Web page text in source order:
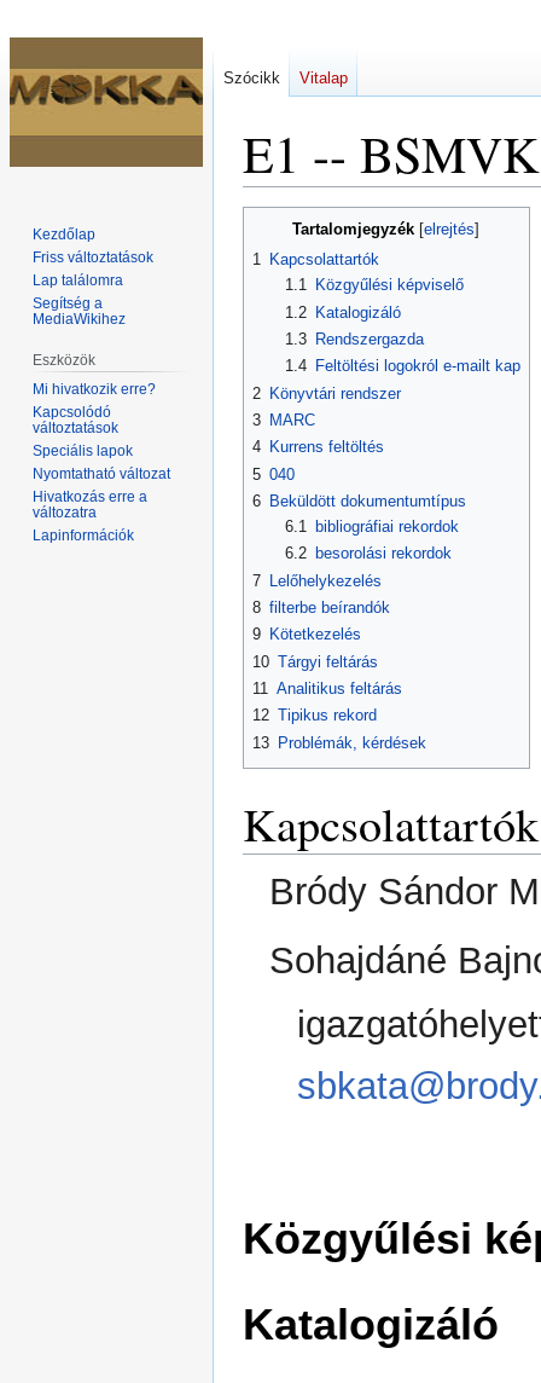
E1 -- BSMVK
navigációhoz
kereséshez
Tartalomjegyzék
1 Kapcsolattartók
1.1
Közgyűlési képviselő
1.2
Katalogizáló
1.3
Rendszergazda
1.4
Feltöltési logokról e-mailt kap
2 Könyvtári rendszer
3 MARC
4 Kurrens feltöltés
5 040
6 Beküldött dokumentumtípus
6.1
bibliográfiai rekordok
6.2
besorolási rekordok
7 Lelőhelykezelés
8 filterbe beírandók
9 Kötetkezelés
10 Tárgyi feltárás
11 Analitikus feltárás
12 Tipikus rekord
13 Problémák, kérdések
Kapcsolattartók
Bródy Sándor
Sohajdáné
Közgyűlési
Katalogizáló
Szócikk Vitalap
Kezdőlap
Friss változtatások
Lap találomra
Segítség a
MediaWikihez
Eszközök
Mi hivatkozik erre?
Kapcsolódó
változtatások
Speciális lapok
Nyomtatható változat
Hivatkozás erre a
változatra
Lapinformációk